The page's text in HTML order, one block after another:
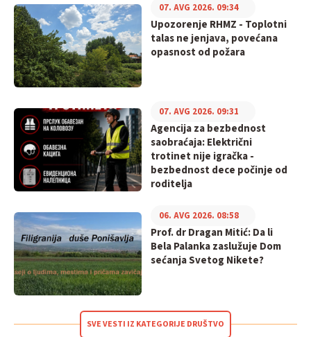
Upozorenje RHMZ - Toplotni
talas ne jenjava, povećana
opasnost od požara
07. AVG 2026. 09:34
Agencija za bezbednost
saobraćaja: Električni
trotinet nije igračka -
bezbednost dece počinje od
roditelja
07. AVG 2026. 09:31
Prof. dr Dragan Mitić: Da li
Bela Palanka zaslužuje Dom
sećanja Svetog Nikete?
06. AVG 2026. 08:58
SVE VESTI IZ KATEGORIJE DRUŠTVO